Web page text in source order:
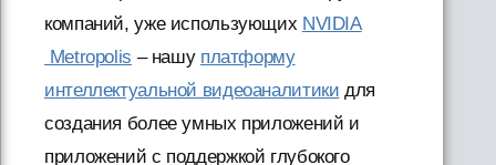
компаний, уже использующих NVIDIA
Metropolis – нашу платформу
интеллектуальной видеоаналитики для
создания более умных приложений и
приложений с поддержкой глубокого